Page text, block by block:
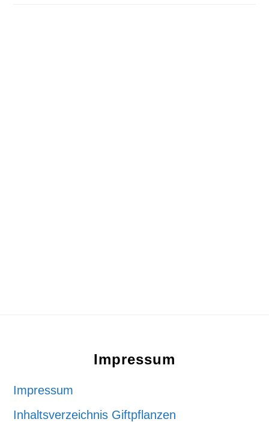
Impressum
Impressum
Inhaltsverzeichnis Giftpflanzen